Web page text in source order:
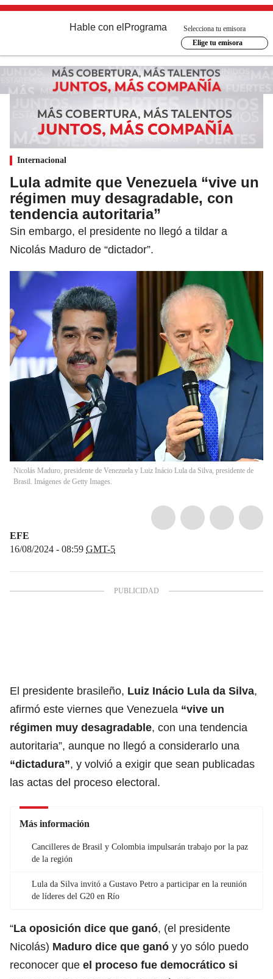
Hable con el Programa
Selecciona tu emisora
Elige tu emisora
Internacional
Lula admite que Venezuela “vive un
régimen muy desagradable, con
tendencia autoritaria”
Sin embargo, el presidente no llegó a tildar a
Nicolás Maduro de “dictador”.
Nicolás Maduro, presidente de Venezuela y Luiz Inácio Lula da Silva, presidente de
Brasil. Imágenes de Getty Images.
EFE
16/08/2024 - 08:59 GMT-5
El presidente brasileño, Luiz Inácio Lula da Silva,
afirmó este viernes que Venezuela “vive un
régimen muy desagradable, con una tendencia
autoritaria”, aunque no llegó a considerarlo una
“dictadura”, y volvió a exigir que sean publicadas
las actas del proceso electoral.
Más información
Cancilleres de Brasil y Colombia impulsarán trabajo por la paz
de la región
Lula da Silva invitó a Gustavo Petro a participar en la reunión
de líderes del G20 en Río
“La oposición dice que ganó, (el presidente
Nicolás) Maduro dice que ganó y yo sólo puedo
reconocer que el proceso fue democrático si